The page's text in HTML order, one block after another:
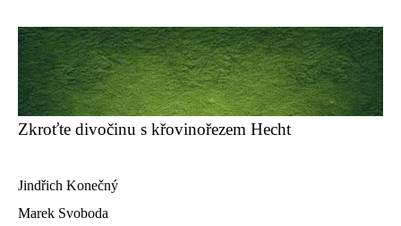
Zkroťte divočinu s křovinořezem Hecht
Jindřich Konečný
Marek Svoboda